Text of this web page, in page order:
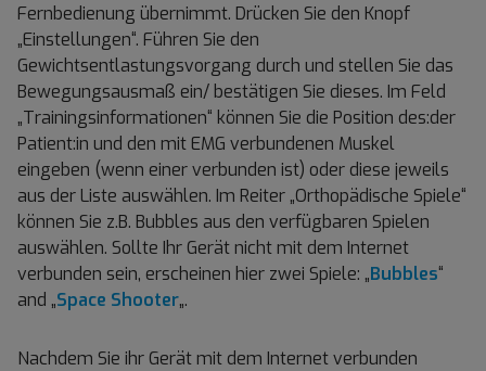
Fernbedienung übernimmt. Drücken Sie den Knopf
„Einstellungen“. Führen Sie den
Gewichtsentlastungsvorgang durch und stellen Sie das
Bewegungsausmaß ein/ bestätigen Sie dieses. Im Feld
„Trainingsinformationen“ können Sie die Position des:der
Patient:in und den mit EMG verbundenen Muskel
eingeben (wenn einer verbunden ist) oder diese jeweils
aus der Liste auswählen. Im Reiter „Orthopädische Spiele“
können Sie z.B. Bubbles aus den verfügbaren Spielen
auswählen. Sollte Ihr Gerät nicht mit dem Internet
verbunden sein, erscheinen hier zwei Spiele: „Bubbles“
and „Space Shooter„.
Nachdem Sie ihr Gerät mit dem Internet verbunden